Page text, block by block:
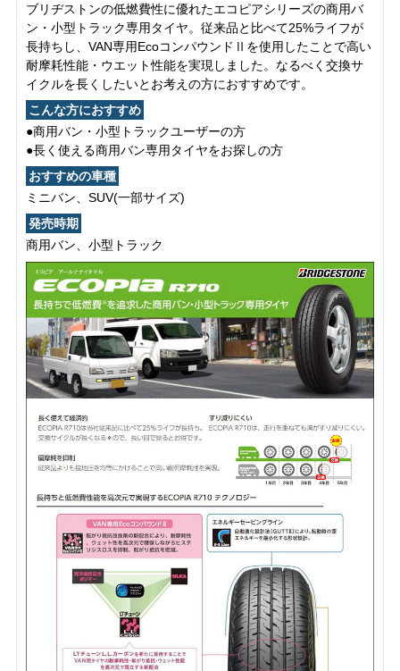
ブリヂストンの低燃費性に優れたエコピアシリーズの商用バ
ン・小型トラック専用タイヤ。従来品と比べて25%ライフが
長持ちし、VAN専用EcoコンパウンドⅡを使用したことで高い
耐摩耗性能・ウエット性能を実現しました。なるべく交換サ
イクルを長くしたいとお考えの方におすすめです。
こんな方におすすめ
●商用バン・小型トラックユーザーの方
●長く使える商用バン専用タイヤをお探しの方
おすすめの車種
ミニバン、SUV(一部サイズ)
発売時期
商用バン、小型トラック